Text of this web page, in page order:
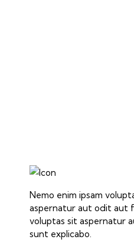
Nemo enim ipsam
aspernatur aut odit aut
voluptas sit aspernatur
sunt explicabo.